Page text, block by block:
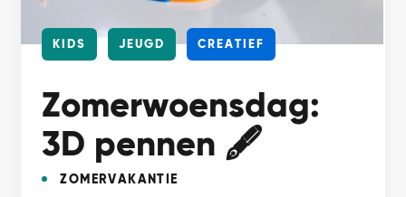
KIDS JEUGD CREATIEF
Zomerwoensdag:
3D pennen 🖋️
ZOMERVAKANTIE